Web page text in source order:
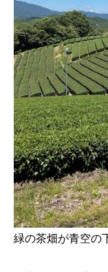
緑の茶畑が青空の